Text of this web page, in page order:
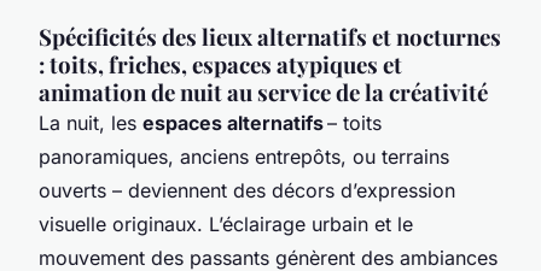
Spécificités des lieux alternatifs et nocturnes
: toits, friches, espaces atypiques et
animation de nuit au service de la créativité
La nuit, les espaces alternatifs– toits
panoramiques, anciens entrepôts, ou terrains
ouverts – deviennent des décors d’expression
visuelle originaux. L’éclairage urbain et le
mouvement des passants génèrent des ambiances